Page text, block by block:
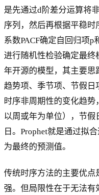
是先通过d阶差分运算将
序列，然后再根据平稳时
系数PACF确定自回归项
进行随机性检验确定最终
年开源的模型，其主要
趋势项、季节项、节假
时序非周期性的变化趋
以周或年为单位），节
日。Prophet就是通过拟
为最终的预测值。
传统时序方法的主要优
强。但局限性在于无法